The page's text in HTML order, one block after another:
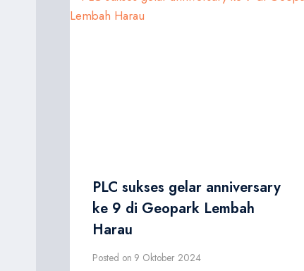
PLC sukses gelar anniversary
ke 9 di Geopark Lembah
Harau
Posted on 9 Oktober 2024